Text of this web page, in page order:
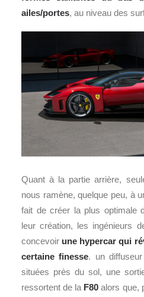
ailes/portes, au niveau des
Quant à la partie arrière,
nous ramène, quelque peu, à
fait de créer la plus optimale
leur création, les ingénieurs
concevoir une hypercar qui
certaine finesse. un
situées près du sol, une
ressortent de la F80 alors que,